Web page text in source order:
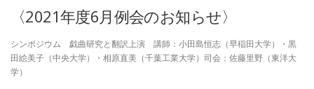
〈2021年度6月例会のお知らせ〉
シンポジウム 戯曲研究と翻訳上演 講師：小田島恒志（早稲田大学）・黒
田絵美子（中央大学）・相原直美（千葉工業大学）司会：佐藤里野（東洋大
学）